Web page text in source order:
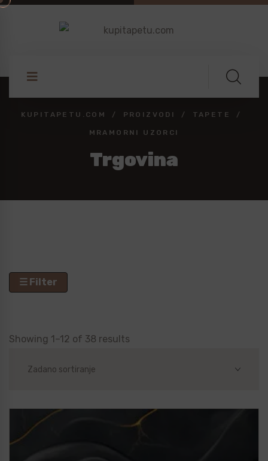
KUPITAPETU.COM PROIZVODI TAPETE
MRAMORNI UZORCI
Trgovina
☰ Filter
Showing 1–12 of 38 results